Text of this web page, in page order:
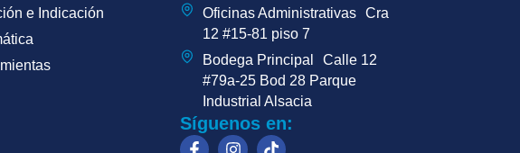
e Indicación
Oficinas Administrativas Cra
12 #15-81 piso 7
Bodega Principal Calle 12
#79a-25 Bod 28 Parque
Industrial Alsacia
Síguenos en: